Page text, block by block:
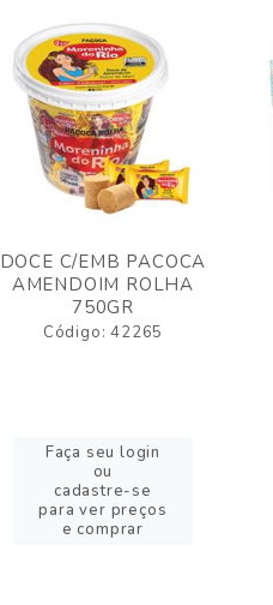
DOCE C/EMB PACOCA
AMENDOIM ROLHA
750GR
Código: 42265
Faça seu login
ou
cadastre-se
para ver preços
e comprar